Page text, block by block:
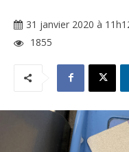
31 janvier 2020 à
1855